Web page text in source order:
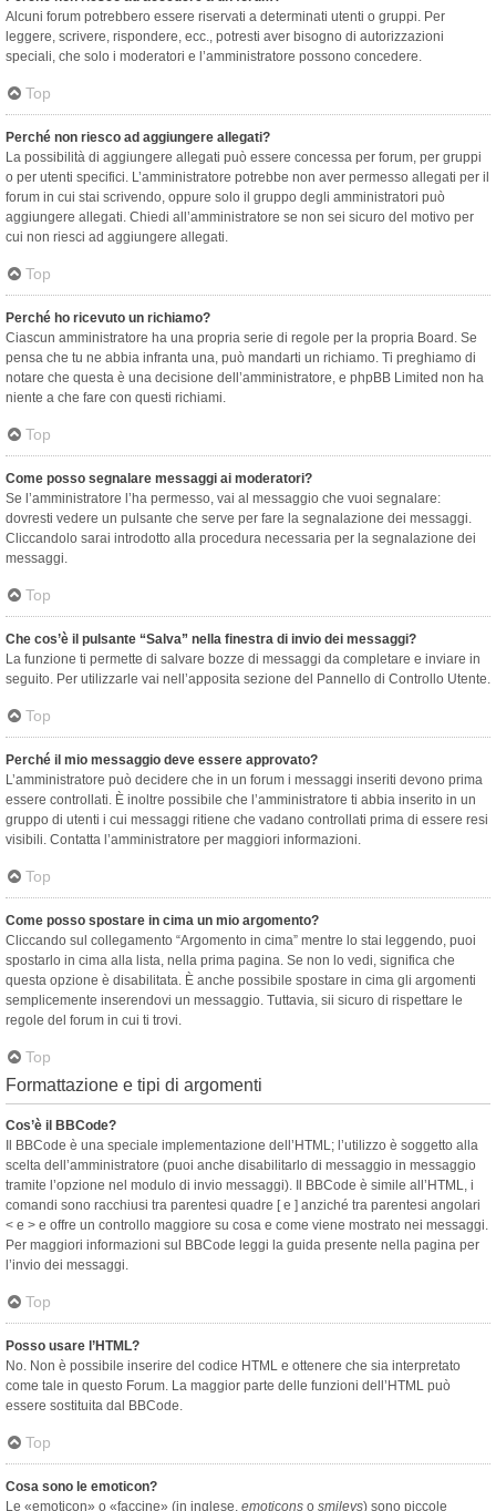
Alcuni forum potrebbero essere riservati a determinati utenti o gruppi. Per
leggere, scrivere, rispondere, ecc., potresti aver bisogno di autorizzazioni
speciali, che solo i moderatori e l’amministratore possono concedere.
Top
Perché non riesco ad aggiungere allegati?
La possibilità di aggiungere allegati può essere concessa per forum, per gruppi
o per utenti specifici. L’amministratore potrebbe non aver permesso allegati per il
forum in cui stai scrivendo, oppure solo il gruppo degli amministratori può
aggiungere allegati. Chiedi all’amministratore se non sei sicuro del motivo per
cui non riesci ad aggiungere allegati.
Top
Perché ho ricevuto un richiamo?
Ciascun amministratore ha una propria serie di regole per la propria Board. Se
pensa che tu ne abbia infranta una, può mandarti un richiamo. Ti preghiamo di
notare che questa è una decisione dell’amministratore, e phpBB Limited non ha
niente a che fare con questi richiami.
Top
Come posso segnalare messaggi ai moderatori?
Se l’amministratore l’ha permesso, vai al messaggio che vuoi segnalare:
dovresti vedere un pulsante che serve per fare la segnalazione dei messaggi.
Cliccandolo sarai introdotto alla procedura necessaria per la segnalazione dei
messaggi.
Top
Che cos’è il pulsante “Salva” nella finestra di invio dei messaggi?
La funzione ti permette di salvare bozze di messaggi da completare e inviare in
seguito. Per utilizzarle vai nell’apposita sezione del Pannello di Controllo Utente.
Top
Perché il mio messaggio deve essere approvato?
L’amministratore può decidere che in un forum i messaggi inseriti devono prima
essere controllati. È inoltre possibile che l’amministratore ti abbia inserito in un
gruppo di utenti i cui messaggi ritiene che vadano controllati prima di essere resi
visibili. Contatta l’amministratore per maggiori informazioni.
Top
Come posso spostare in cima un mio argomento?
Cliccando sul collegamento “Argomento in cima” mentre lo stai leggendo, puoi
spostarlo in cima alla lista, nella prima pagina. Se non lo vedi, significa che
questa opzione è disabilitata. È anche possibile spostare in cima gli argomenti
semplicemente inserendovi un messaggio. Tuttavia, sii sicuro di rispettare le
regole del forum in cui ti trovi.
Top
Formattazione e tipi di argomenti
Cos’è il BBCode?
Il BBCode è una speciale implementazione dell’HTML; l’utilizzo è soggetto alla
scelta dell’amministratore (puoi anche disabilitarlo di messaggio in messaggio
tramite l’opzione nel modulo di invio messaggi). Il BBCode è simile all’HTML, i
comandi sono racchiusi tra parentesi quadre [ e ] anziché tra parentesi angolari
< e > e offre un controllo maggiore su cosa e come viene mostrato nei messaggi.
Per maggiori informazioni sul BBCode leggi la guida presente nella pagina per
l’invio dei messaggi.
Top
Posso usare l’HTML?
No. Non è possibile inserire del codice HTML e ottenere che sia interpretato
come tale in questo Forum. La maggior parte delle funzioni dell’HTML può
essere sostituita dal BBCode.
Top
Cosa sono le emoticon?
Le «emoticon» o «faccine» (in inglese, emoticons o smileys) sono piccole